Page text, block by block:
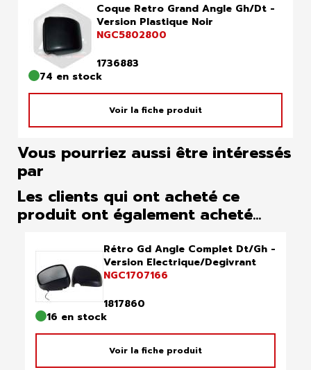
Coque Retro Grand Angle Gh/Dt -
Version Plastique Noir
NGC5802800
1736883
74 en stock
Voir la fiche produit
Vous pourriez aussi être intéressés
par
Les clients qui ont acheté ce
produit ont également acheté...
Rétro Gd Angle Complet Dt/Gh -
Version Electrique/Degivrant
NGC1707166
1817860
16 en stock
Voir la fiche produit